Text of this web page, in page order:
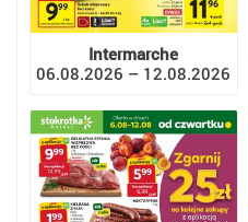
Intermarche
06.08.2026 – 12.08.2026